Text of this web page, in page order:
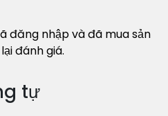
đăng nhập và đã mua sản
đánh giá.
tự